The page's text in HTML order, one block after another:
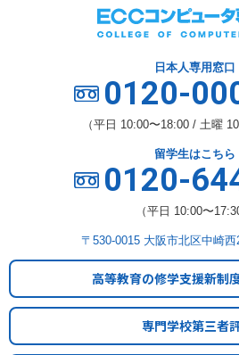
日本人専用窓口
0120-
（平日 10:00〜18:00 / 土曜
留学生はこちら
0120-
（平日 10:00〜
〒530-0015 大阪市北区中崎
高等教育の修学支援新制
専門学校第三者